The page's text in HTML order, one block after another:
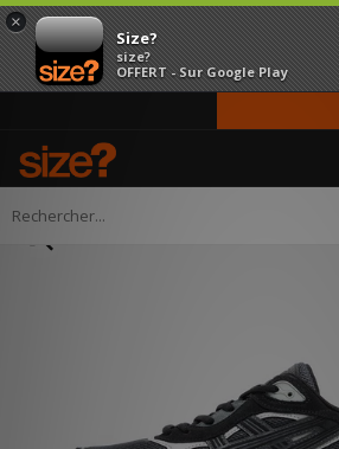
×
Size?
size?
OFFERT - Sur Google Play
Accueil Homme